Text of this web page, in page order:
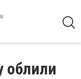
облили